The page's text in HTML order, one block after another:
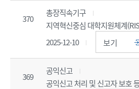
370
총장직속기구
지역혁신중심 대학지원체계
2025-12-10
보기
369
공익신고
공익신고 처리 및 신고자 보호